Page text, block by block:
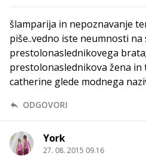
šlamparija in nepoznavanje
piše..vedno iste neumnosti
prestolonaslednikovega
prestolonaslednikova žena in
catherine glede modnega
ODGOVORI
York
27. 08. 2015 09.16